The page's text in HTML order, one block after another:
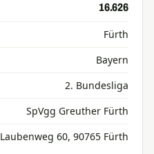
16.626
Fürth
Bayern
2. Bundesliga
SpVgg Greuther Fürth
Laubenweg 60, 90765 Fürth